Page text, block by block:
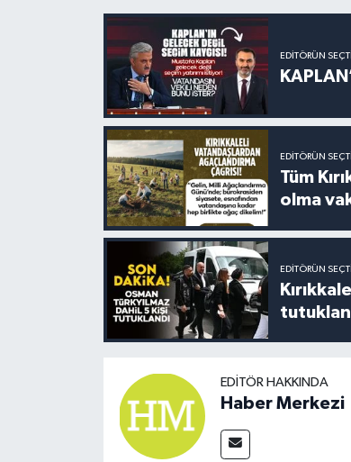
EDITÖRÜN
EDITÖRÜN
Tüm
olma
EDITÖRÜN
EDITÖR HAKKINDA
Haber Merkezi